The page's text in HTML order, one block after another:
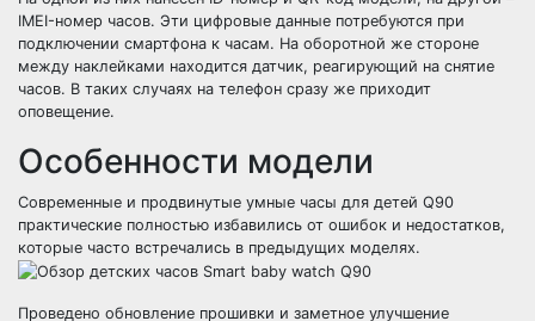
IMEI-номер часов. Эти цифровые данные потребуются при
подключении смартфона к часам. На оборотной же стороне
между наклейками находится датчик, реагирующий на снятие
часов. В таких случаях на телефон сразу же приходит
оповещение.
Особенности модели
Современные и продвинутые умные часы для детей Q90
практические полностью избавились от ошибок и недостатков,
которые часто встречались в предыдущих моделях.
Проведено обновление прошивки и заметное улучшение